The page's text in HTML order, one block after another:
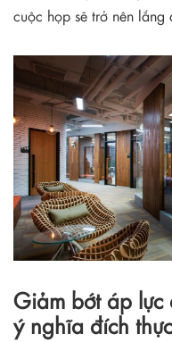
cuộc họp sẽ trở nên lắng
Giảm bớt áp lực
ý nghĩa đích thực